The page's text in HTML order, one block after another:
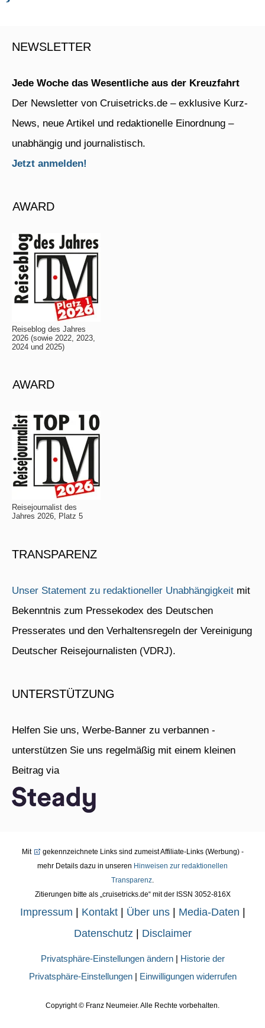
NEWSLETTER
Jede Woche das Wesentliche aus der Kreuzfahrt
Der Newsletter von Cruisetricks.de – exklusive Kurz-
News, neue Artikel und redaktionelle Einordnung –
unabhängig und journalistisch.
Jetzt anmelden!
AWARD
Reiseblog des Jahres
2026 (sowie 2022, 2023,
2024 und 2025)
AWARD
Reisejournalist des
Jahres 2026, Platz 5
TRANSPARENZ
Unser Statement zu redaktioneller Unabhängigkeit mit
Bekenntnis zum Pressekodex des Deutschen
Presserates und den Verhaltensregeln der Vereinigung
Deutscher Reisejournalisten (VDRJ).
UNTERSTÜTZUNG
Helfen Sie uns, Werbe-Banner zu verbannen -
unterstützen Sie uns regelmäßig mit einem kleinen
Beitrag via
Mit
gekennzeichnete Links sind zumeist Affiliate-Links (Werbung) -
mehr Details dazu in unseren Hinweisen zur redaktionellen
Transparenz
Zitierungen bitte als „cruisetricks.de“ mit der ISSN 3052-816X
Impressum | Kontakt| Über uns| Media-Daten |
Datenschutz | Disclaimer
Privatsphäre-Einstellungen ändern| Historie der
Privatsphäre-Einstellungen| Einwilligungen widerrufen
Copyright © Franz Neumeier. Alle Rechte vorbehalten.